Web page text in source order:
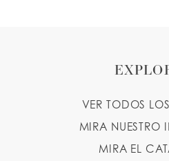
VER TODOS
MIRA NUESTRO
MIRA EL